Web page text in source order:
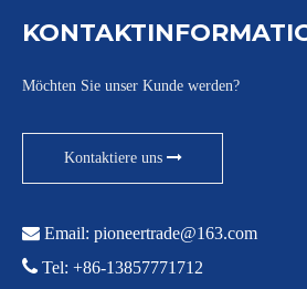
Möchten Sie unser Kunde werden?
Kontaktiere uns
 Email: pioneertrade@163.com
 Tel: +86-13857771712